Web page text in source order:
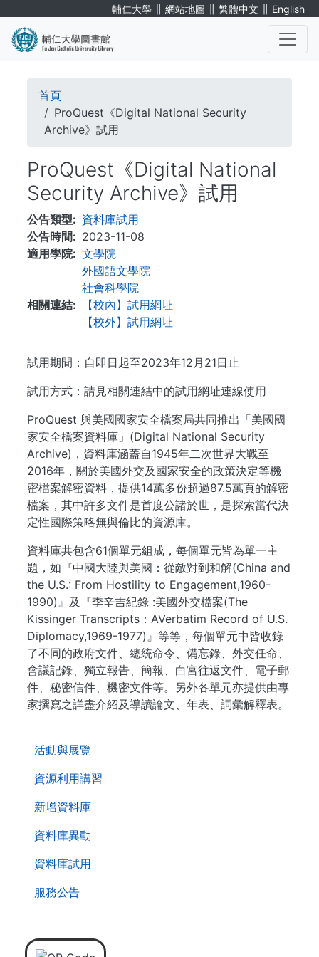
輔仁大學 ∥ 網站地圖 ∥ 繁體中文 ∥ English
活動與展覽
資源利用講習
新增資料庫
資料庫異動
資料庫試用
服務公告
導
航
結
首頁
ProQuest《Digital National Security
Archive》試用
ProQuest《Digital National
Security Archive》試用
公告類型
資料庫試用
公告時間
2023-11-08
適用學院
文學院
外國語文學院
社會科學院
相關連結
【校內】試用網址
【校外】試用網址
試用期間：自即日起至2023年12月21日止
試用方式：請見相關連結中的試用網址連線使用
ProQuest 與美國國家安全檔案局共同推出「美國國
家安全檔案資料庫」(Digital National Security
Archive)，資料庫涵蓋自1945年二次世界大戰至
2016年，關於美國外交及國家安全的政策決定等機
密檔案解密資料，提供14萬多份超過87.5萬頁的解密
檔案，其中許多文件是首度公諸於世，是探索當代決
定性國際策略無與倫比的資源庫。
資料庫共包含61個單元組成，每個單元皆為單一主
題，如『中國大陸與美國：從敵對到和解(China and
the U.S.: From Hostility to Engagement,1960-
1990)』及『季辛吉紀錄 :美國外交檔案(The
Kissinger Transcripts：AVerbatim Record of U.S.
Diplomacy,1969-1977)』等等，每個單元中皆收錄
了不同的政府文件、總統命令、備忘錄、外交任命、
會議記錄、獨立報告、簡報、白宮往返文件、電子郵
件、秘密信件、機密文件等。另外各單元亦提供由專
家撰寫之詳盡介紹及導讀論文、年表、詞彙解釋表。